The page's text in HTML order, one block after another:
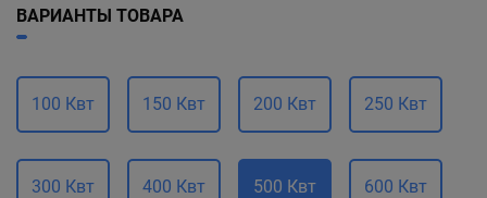
ВАРИАНТЫ ТОВАРА
100 Квт 150 Квт 200 Квт 250 Квт
300 Квт 400 Квт 500 Квт 600 Квт